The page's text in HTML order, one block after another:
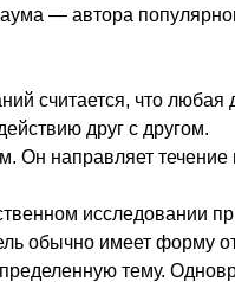
— автора
считается, что любая
друг с другом.
направляет течение
исследовании
обычно имеет форму
тему.